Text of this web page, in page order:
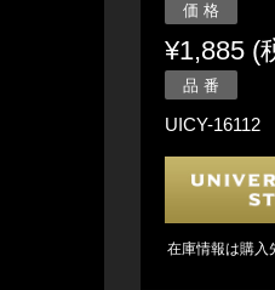
価 格
¥1,885 (
品 番
UICY-16112
在庫情報は購入